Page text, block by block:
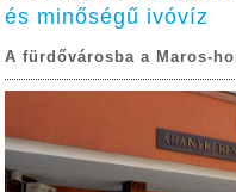
és minőségű ivóvíz
A fürdővárosba a Maros-